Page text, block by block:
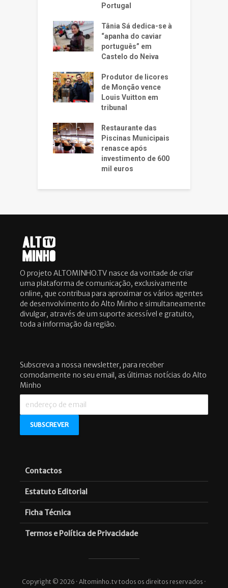
Portugal
Tânia Sá dedica-se à
“apanha do caviar
português” em
Castelo do Neiva
Produtor de licores
de Monção vence
Louis Vuitton em
tribunal
Restaurante das
Piscinas Municipais
renasce após
investimento de 600
mil euros
O projeto ALTOMINHO.TV nasce da vontade de criar
uma plataforma de comunicação, exclusivamente
online, que contribua para aproximar os vários agentes
de desenvolvimento do Alto Minho e simultaneamente
divulgar, através de um suporte acessível e gratuito,
toda a informação da região.
Subscreva a nossa newsletter, para receber
comodamente no seu email, as últimas notícias do Alto
Minho
Contactos
Estatuto Editorial
Ficha Técnica
Termos e Política de Privacidade
Copyright © 2026 · Altominho.tv todos os direitos reservados ·